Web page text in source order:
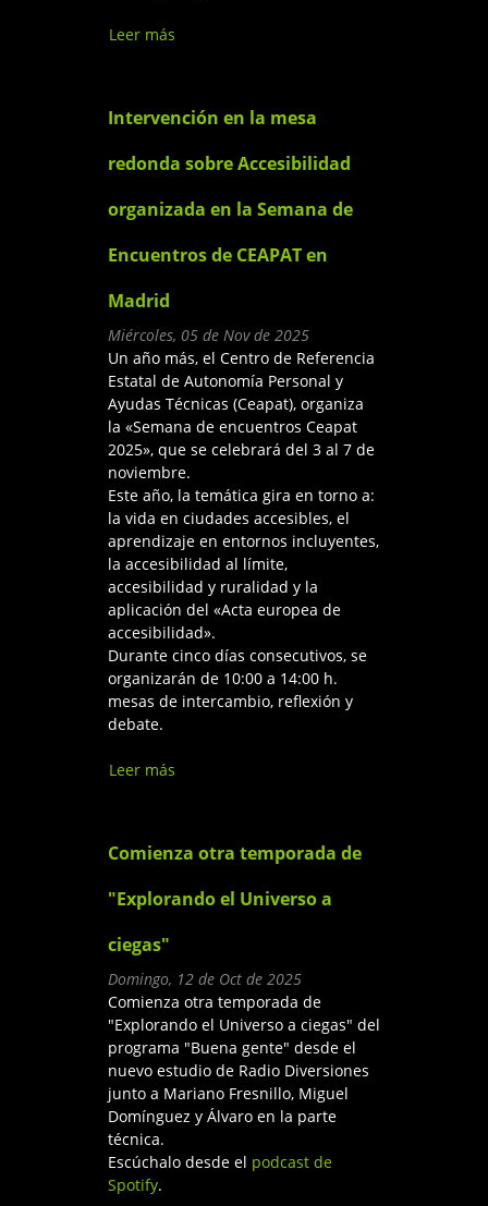
Leer más
Intervención en la mesa
redonda sobre Accesibilidad
organizada en la Semana de
Encuentros de CEAPAT en
Madrid
Miércoles, 05 de Nov de 2025
Un año más, el Centro de Referencia
Estatal de Autonomía Personal y
Ayudas Técnicas (Ceapat), organiza
la «Semana de encuentros Ceapat
2025», que se celebrará del 3 al 7 de
noviembre.
Este año, la temática gira en torno a:
la vida en ciudades accesibles, el
aprendizaje en entornos incluyentes,
la accesibilidad al límite,
accesibilidad y ruralidad y la
aplicación del «Acta europea de
accesibilidad».
Durante cinco días consecutivos, se
organizarán de 10:00 a 14:00 h.
mesas de intercambio, reflexión y
debate.
Leer más
Madrid
Comienza otra temporada de
"Explorando el Universo a
ciegas"
Domingo, 12 de Oct de 2025
Comienza otra temporada de
"Explorando el Universo a ciegas" del
programa "Buena gente" desde el
nuevo estudio de Radio Diversiones
junto a Mariano Fresnillo, Miguel
Domínguez y Álvaro en la parte
técnica.
Escúchalo desde el podcast de
Spotify.